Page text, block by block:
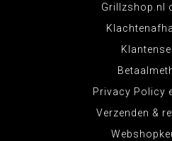
Grillzshop.nl
Privacy Policy
Verzenden &